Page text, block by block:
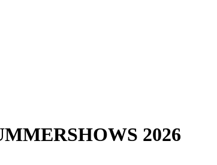
2026